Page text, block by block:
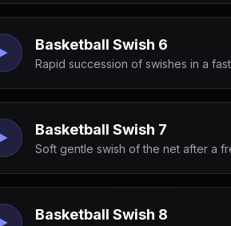
Basketball Swish 6
Rapid succession of swishes in a
Basketball Swish 7
Soft gentle swish of the net after a
Basketball Swish 8